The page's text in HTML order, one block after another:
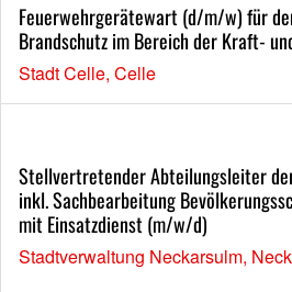
Feuerwehrgerätewart (d/m/w) für
Brandschutz im Bereich der Kraft-
Stadt Celle, Celle
Stellvertretender Abteilungsleiter
inkl. Sachbearbeitung
mit Einsatzdienst (m/w/d)
Stadtverwaltung Neckarsulm,